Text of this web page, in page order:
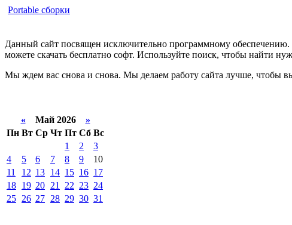
Portable сборки
Данный сайт посвящен исключительно программному обеспечению.
можете скачать бесплатно софт. Используйте поиск, чтобы найти
Мы ждем вас снова и снова. Мы делаем работу сайта лучше, чтобы
«Май 2026 »
Пн Вт Ср Чт Пт Сб Вс
1
2
3
4
5 6 7 8 9
10
11
12 13 14 15 16 17
18 19 20 21 22 23 24
25 26 27 28 29 30 31